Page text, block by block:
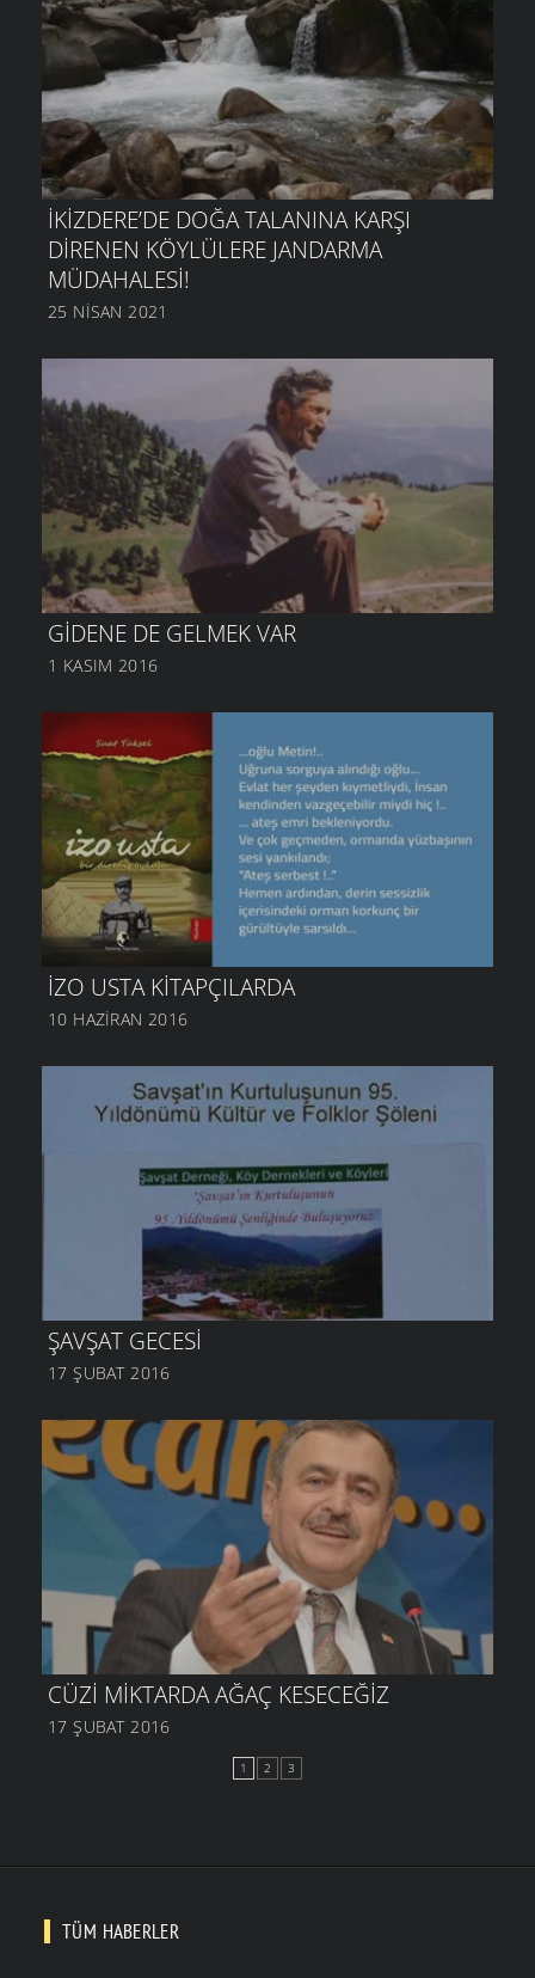
İKIZDERE’DE DOĞA TALANINA KARŞI
DIRENEN KÖYLÜLERE JANDARMA
MÜDAHALESI!
25 NISAN 2021
GIDENE DE GELMEK VAR
1 KASIM 2016
İZO USTA KITAPÇILARDA
10 HAZIRAN 2016
ŞAVŞAT GECESI
17 ŞUBAT 2016
CÜZI MIKTARDA AĞAÇ KESECEĞIZ
17 ŞUBAT 2016
1 2 3
TÜM HABERLER